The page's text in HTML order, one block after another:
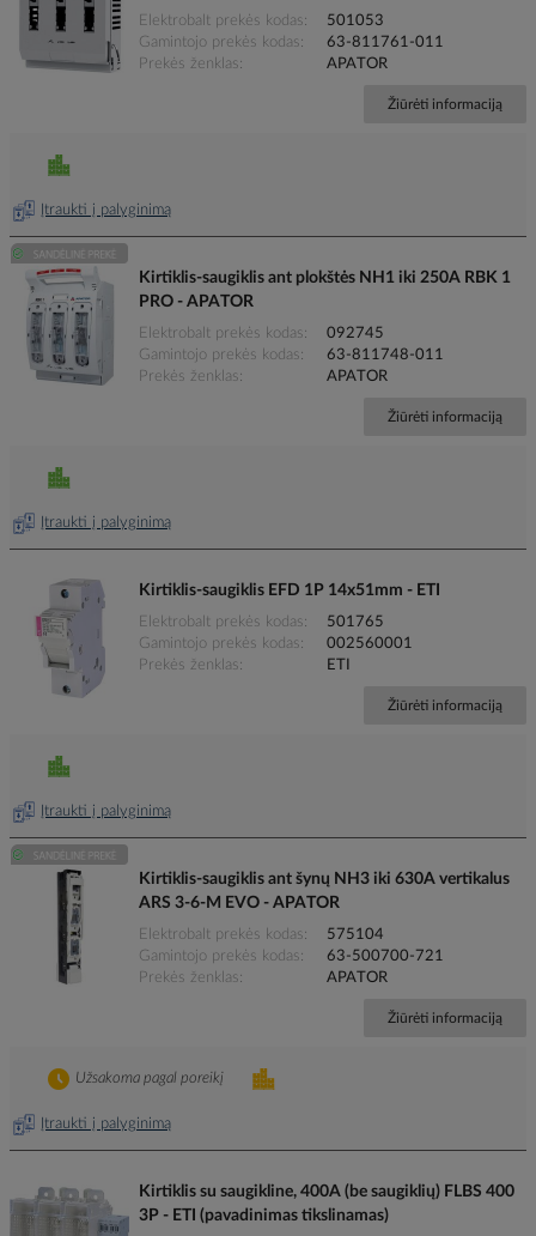
Elektrobalt prekės kodas
501053
Gamintojo prekės kodas
63-811761-011
Prekės ženklas
APATOR
Žiūrėti informaciją
Įtraukti į palyginimą
Kirtiklis-saugiklis ant plokštės NH1 iki 250A RBK 1
PRO - APATOR
Elektrobalt prekės kodas
092745
Gamintojo prekės kodas
63-811748-011
Prekės ženklas
APATOR
Žiūrėti informaciją
Įtraukti į palyginimą
Kirtiklis-saugiklis EFD 1P 14x51mm - ETI
Elektrobalt prekės kodas
501765
Gamintojo prekės kodas
002560001
Prekės ženklas
ETI
Žiūrėti informaciją
Įtraukti į palyginimą
Kirtiklis-saugiklis ant šynų NH3 iki 630A vertikalus
ARS 3-6-M EVO - APATOR
Elektrobalt prekės kodas
575104
Gamintojo prekės kodas
63-500700-721
Prekės ženklas
APATOR
Žiūrėti informaciją
Įtraukti į palyginimą
Užsakoma pagal poreikį
Kirtiklis su saugikline, 400A (be saugiklių) FLBS 400
3P - ETI (pavadinimas tikslinamas)